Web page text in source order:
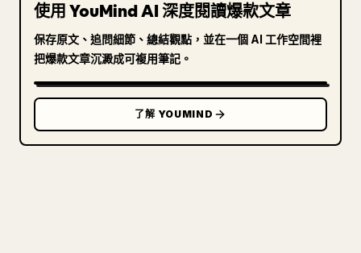
使用 YouMind AI 深度閱讀爆款文章
保存原文、追問細節、總結觀點，並在一個 AI 工作空間裡
把爆款文章沉澱成可複用筆記。
了解 YOUMIND